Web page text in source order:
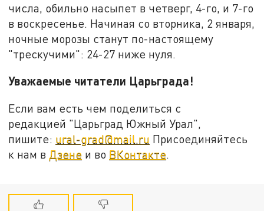
числа, обильно насыпет в четверг, 4-го, и 7-го
в воскресенье. Начиная со вторника, 2 января,
ночные морозы станут по-настоящему
"трескучими": 24-27 ниже нуля.
Уважаемые читатели Царьграда!
Если вам есть чем поделиться с
редакцией "Царьград Южный Урал",
пишите: ural-grad@mail.ru Присоединяйтесь
к нам в Дзене и во ВКонтакте.